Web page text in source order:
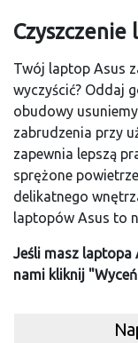
Czyszczenie
Twój laptop Asus
wyczyścić? Oddaj
obudowy
zabrudzenia przy
zapewnia lepszą
sprężone
delikatnego
laptopów Asus to
Jeśli masz laptopa
nami kliknij